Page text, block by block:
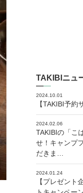
TAKIBIニュ
2024.10.01
【TAKIBI予
2024.02.06
TAKIBIの「こ
せ！キャンプ
だきま…
2024.01.24
【プレゼント